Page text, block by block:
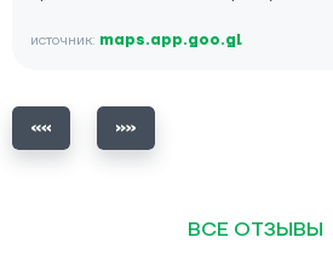
источник: maps.app.goo.gl
ВСЕ ОТЗЫВЫ